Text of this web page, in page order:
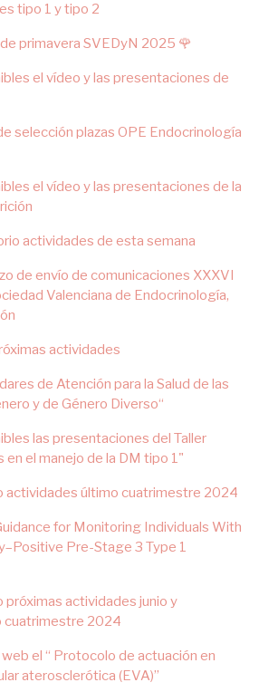
tipo 1 y tipo 2
primavera SVEDyN 2025 🌹
el vídeo y las presentaciones de
selección plazas OPE Endocrinología
el vídeo y las presentaciones de la
actividades de esta semana
de envío de comunicaciones XXXVI
Valenciana de Endocrinología,
actividades
de Atención para la Salud de las
y de Género Diverso“
las presentaciones del Taller
en el manejo de la DM tipo 1"
actividades último cuatrimestre 2024
for Monitoring Individuals With
Pre-Stage 3 Type 1
actividades junio y
cuatrimestre 2024
el “ Protocolo de actuación en
aterosclerótica (EVA)”